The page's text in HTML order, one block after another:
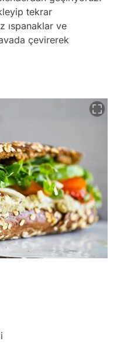
tekrar
ıspanaklar ve
çevirerek